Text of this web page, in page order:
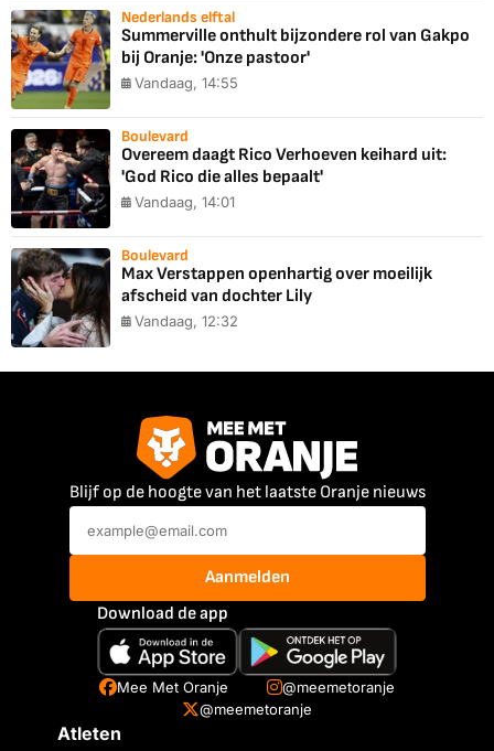
Nederlands elftal
Summerville onthult bijzondere rol van Gakpo
bij Oranje: 'Onze pastoor'
Vandaag, 14:55
Boulevard
Overeem daagt Rico Verhoeven keihard uit:
'God Rico die alles bepaalt'
Vandaag, 14:01
Boulevard
Max Verstappen openhartig over moeilijk
afscheid van dochter Lily
Vandaag, 12:32
Blijf op de hoogte van het laatste Oranje nieuws
Aanmelden
Download de app
Mee Met Oranje
@meemetoranje
@meemetoranje
Atleten